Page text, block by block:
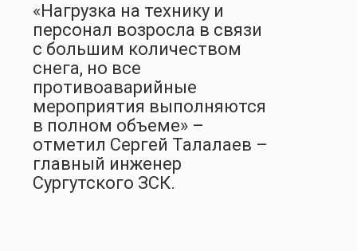
«Нагрузка на технику и
персонал возросла в связи
с большим количеством
снега, но все
противоаварийные
мероприятия выполняются
в полном объеме» –
отметил Сергей Талалаев –
главный инженер
Сургутского ЗСК.